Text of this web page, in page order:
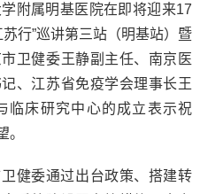
附属明基医院在即将迎来17
苏行”巡讲第三站（明基站）暨
卫健委王静副主任、南京医
、江苏省免疫学会理事长王
临床研究中心的成立表示祝
。
健委通过出台政策、搭建转